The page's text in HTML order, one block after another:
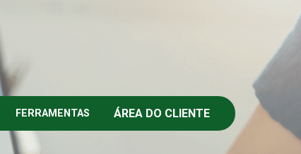
FERRAMENTAS ÁREA DO CLIENTE